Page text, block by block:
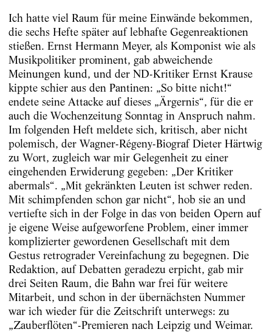
Ich hatte viel Raum für meine Einwände bekommen,
die sechs Hefte später auf lebhafte Gegenreaktionen
stießen. Ernst Hermann Meyer, als Komponist wie als
Musikpolitiker prominent, gab abweichende
Meinungen kund, und der ND-Kritiker Ernst Krause
kippte schier aus den Pantinen: „So bitte nicht!“
endete seine Attacke auf dieses „Ärgernis“, für die er
auch die Wochenzeitung Sonntag in Anspruch nahm.
Im folgenden Heft meldete sich, kritisch, aber nicht
polemisch, der Wagner-Régeny-Biograf Dieter Härtwig
zu Wort, zugleich war mir Gelegenheit zu einer
eingehenden Erwiderung ge­geben: „Der Kritiker
abermals“. „Mit gekränkten Leuten ist schwer reden.
Mit schimpfenden schon gar nicht“, hob sie an und
vertiefte sich in der Folge in das von beiden Opern auf
je eigene Weise auf­geworfene Problem, einer immer
komplizierter gewordenen Gesellschaft mit dem
Gestus retrograder Vereinfachung zu begegnen. Die
Redaktion, auf Debatten geradezu erpicht, gab mir
drei Seiten Raum, die Bahn war frei für weitere
Mitarbeit, und schon in der übernächsten Nummer
war ich wieder für die Zeitschrift unterwegs: zu
„Zauberflöten“-Premieren nach Leipzig und Weimar.